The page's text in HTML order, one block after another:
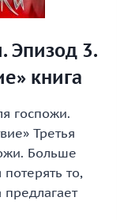
Эпизод 3.
книга
госпожи.
Третья
Больше
то,